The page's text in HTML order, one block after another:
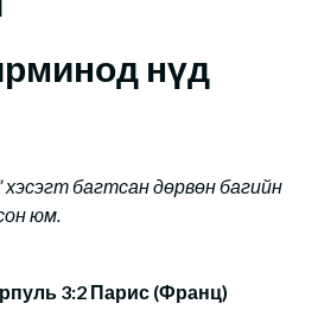
нүд
хэсэгт багтсан дөрвөн багийн
юм.
3:2 Парис (Франц)